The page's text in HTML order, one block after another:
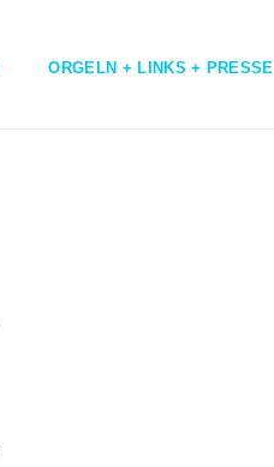
ORGELN + LINKS + PRESSE